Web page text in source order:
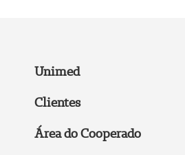
Unimed
Clientes
Área do Cooperado